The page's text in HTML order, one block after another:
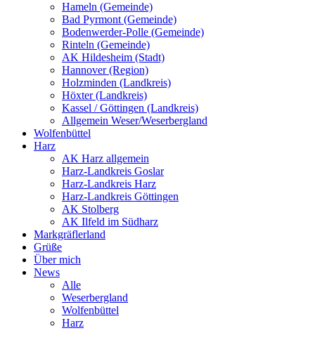
Hameln (Gemeinde)
Bad Pyrmont (Gemeinde)
Bodenwerder-Polle (Gemeinde)
Rinteln (Gemeinde)
AK Hildesheim (Stadt)
Hannover (Region)
Holzminden (Landkreis)
Höxter (Landkreis)
Kassel / Göttingen (Landkreis)
Allgemein Weser/Weserbergland
Wolfenbüttel
Harz
AK Harz allgemein
Harz-Landkreis Goslar
Harz-Landkreis Harz
Harz-Landkreis Göttingen
AK Stolberg
AK Ilfeld im Südharz
Markgräflerland
Grüße
Über mich
News
Alle
Weserbergland
Wolfenbüttel
Harz